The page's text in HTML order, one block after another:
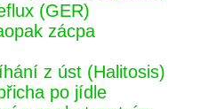
(GER)
zácpa
z úst (Halitosis)
po jídle